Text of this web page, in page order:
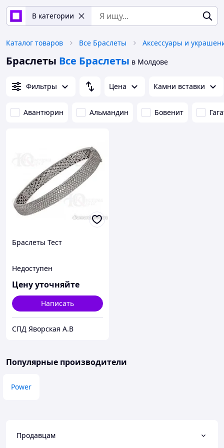
В категории
Каталог товаров Все Браслеты Аксессуары и
Браслеты Все Браслеты в Молдове
Фильтры Цена Камни вставки
Авантюрин Альмандин Бовенит
Браслеты Тест
Недоступен
Цену уточняйте
Написать
СПД Яворская А.В
Популярные производители
Power
Продавцам